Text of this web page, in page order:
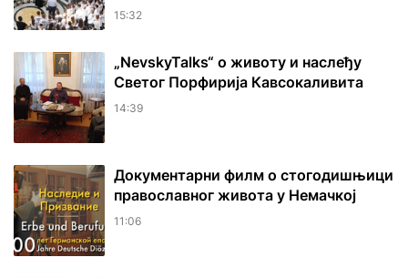
15:32
„NevskyTalks“ о животу и наслеђу
Светог Порфирија Кавсокаливита
14:39
Документарни филм о стогодишњици
православног живота у Немачкој
11:06